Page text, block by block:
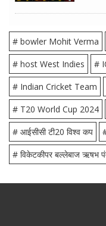
# bowler Mohit Verma
# host West Indies
#
# Indian Cricket Team
# T20 World Cup 2024
# आईसीसी टी20 विश्व कप
# विकेटकीपर बल्लेबाज ऋषभ